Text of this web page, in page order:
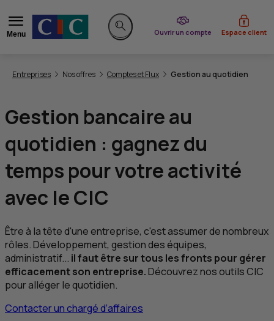
Menu
Rechercher sur le site
Ouvrir un compte
du CIC Espace client
Entreprises Nos offres Comptes et Flux Gestion au quotidien
Gestion bancaire au
quotidien : gagnez du
temps pour votre activité
avec leCIC
Être à la tête d'une entreprise, c'est assumer de nombreux
rôles. Développement, gestion des équipes,
administratif... il faut être sur tous les fronts pour gérer
efficacement son entreprise.Découvrez nos outilsCIC
pour alléger le quotidien.
Contacter un chargé d’affaires